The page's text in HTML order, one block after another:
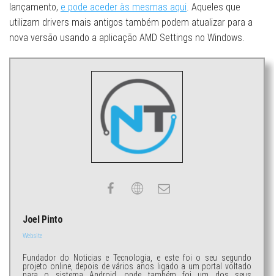
lançamento, e pode aceder às mesmas aqui . Aqueles que
utilizam drivers mais antigos também podem atualizar para a
nova versão usando a aplicação AMD Settings no Windows.
Joel Pinto
Website
Fundador do Noticias e Tecnologia, e este foi o seu segundo
projeto online, depois de vários anos ligado a um portal voltado